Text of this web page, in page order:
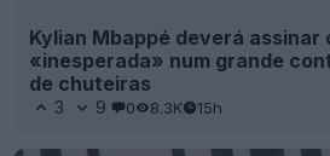
Kylian Mbappé deverá assinar
«inesperada» num grande
de chuteiras
3 9 0 8.3K 15h